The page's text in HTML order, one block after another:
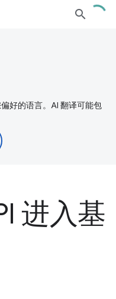
好的语言。AI 翻译可能包
进入基